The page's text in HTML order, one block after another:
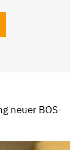
neuer BOS-